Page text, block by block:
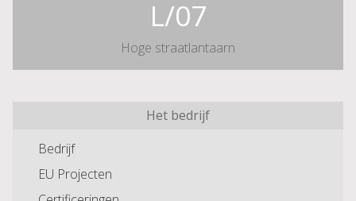
L/07
Hoge straatlantaarn
Het bedrijf
Bedrijf
EU Projecten